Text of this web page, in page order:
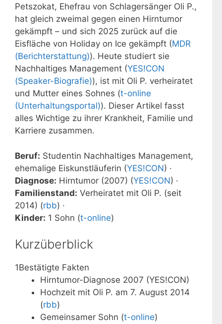
Petszokat, Ehefrau von Schlagersänger Oli P.,
hat gleich zweimal gegen einen Hirntumor
gekämpft – und sich 2025 zurück auf die
Eisfläche von Holiday on Ice gekämpft (MDR
(Berichterstattung)). Heute studiert sie
Nachhaltiges Management (YES!CON
(Speaker-Biografie)), ist mit Oli P. verheiratet
und Mutter eines Sohnes (t-online
(Unterhaltungsportal)). Dieser Artikel fasst
alles Wichtige zu ihrer Krankheit, Familie und
Karriere zusammen.
Beruf: Studentin Nachhaltiges Management,
ehemalige Eiskunstläuferin (YES!CON) ·
Diagnose: Hirntumor (2007) (YES!CON) ·
Familienstand: Verheiratet mit Oli P. (seit
2014) (rbb) ·
Kinder: 1 Sohn (t-online)
Kurzüberblick
1Bestätigte Fakten
Hirntumor-Diagnose 2007 (YES!CON)
Hochzeit mit Oli P. am 7. August 2014
(rbb)
Gemeinsamer Sohn (t-online)